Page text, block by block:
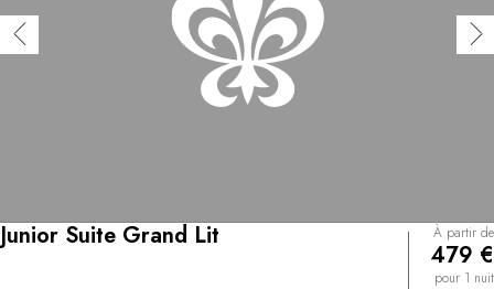
Junior Suite Grand Lit À partir de
479 €
pour 1 nuit